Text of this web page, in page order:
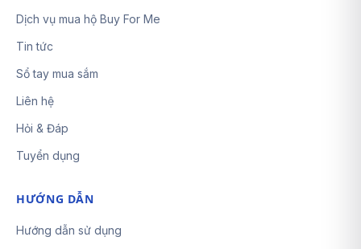
Dịch vụ mua hộ Buy For Me
Tin tức
Sổ tay mua sắm
Liên hệ
Hỏi & Đáp
Tuyển dụng
HƯỚNG DẪN
Hướng dẫn sử dụng